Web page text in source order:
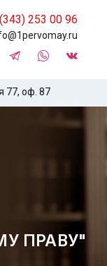
253 00 96
77, оф. 87
ПРАВУ"